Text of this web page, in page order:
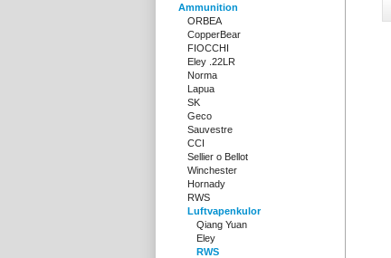
Ammunition
ORBEA
CopperBear
FIOCCHI
Eley .22LR
Norma
Lapua
SK
Geco
Sauvestre
CCI
Sellier o Bellot
Winchester
Hornady
RWS
Luftvapenkulor
Qiang Yuan
Eley
RWS